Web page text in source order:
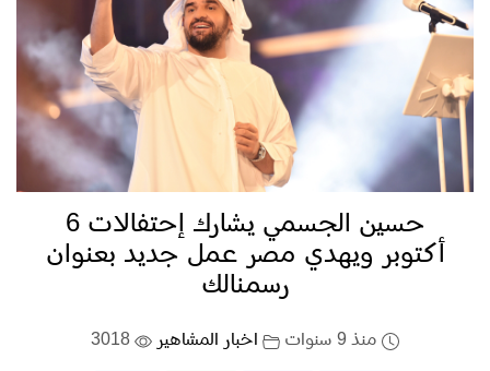
حسين الجسمي يشارك إحتفالات 6
أكتوبر ويهدي مصر عمل جديد بعنوان
رسمنالك
منذ 9 سنوات اخبار المشاهير